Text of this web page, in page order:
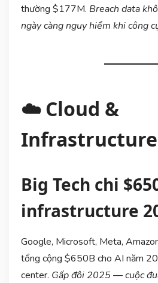
thường $177M. Breach data
ngày càng nguy hiểm khi công
☁️ Cloud &
Infrastructure
Big Tech chi
infrastructure
Google, Microsoft, Meta,
tổng cộng $650B cho AI năm
center. Gấp đôi 2025 — cuộc